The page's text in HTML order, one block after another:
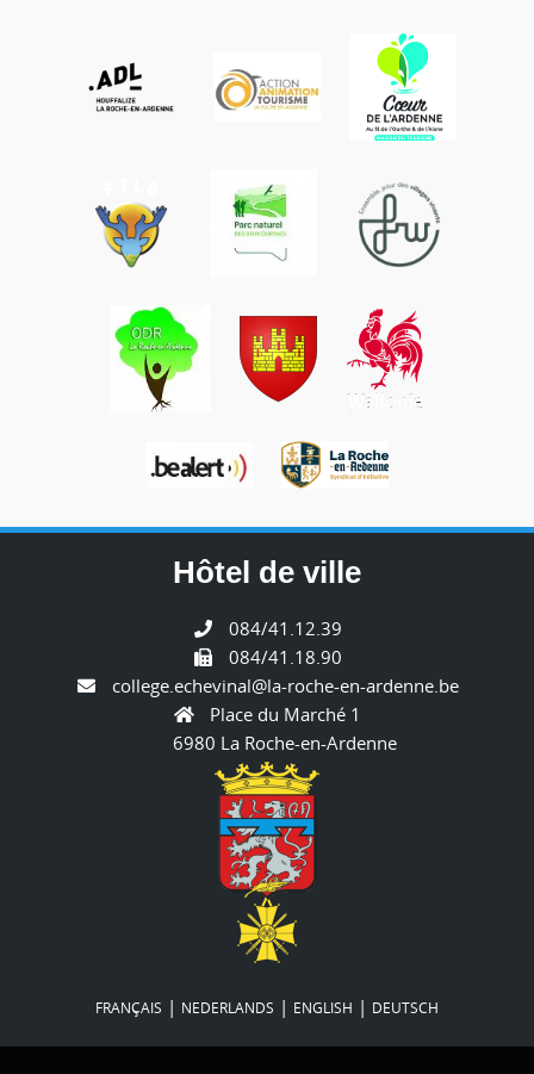
Hôtel de ville
084/41.12.39
084/41.18.90
college.echevinal@la-roche-en-ardenne.be
Place du Marché 1
6980 La Roche-en-Ardenne
FRANÇAIS | NEDERLANDS | ENGLISH | DEUTSCH